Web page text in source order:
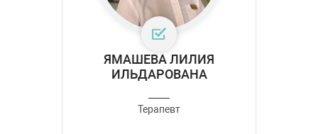
ЯМАШЕВА ЛИЛИЯ
ИЛЬДАРОВАНА
Терапевт